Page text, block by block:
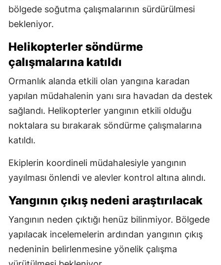
bölgede soğutma çalışmalarının sürdürülmesi
bekleniyor.
Helikopterler söndürme
çalışmalarına katıldı
Ormanlık alanda etkili olan yangına karadan
yapılan müdahalenin yanı sıra havadan da destek
sağlandı. Helikopterler yangının etkili olduğu
noktalara su bırakarak söndürme çalışmalarına
katıldı.
Ekiplerin koordineli müdahalesiyle yangının
yayılması önlendi ve alevler kontrol altına alındı.
Yangının çıkış nedeni araştırılacak
Yangının neden çıktığı henüz bilinmiyor. Bölgede
yapılacak incelemelerin ardından yangının çıkış
nedeninin belirlenmesine yönelik çalışma